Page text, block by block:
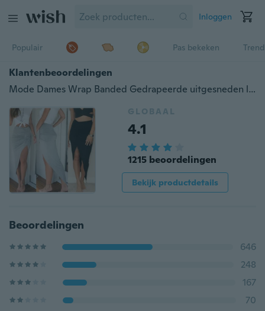
Inloggen
Populair Pas bekeken
Klantenbeoordelingen
Mode Dames Wrap Banded Gedrapeerde uitgesneden lage asymmetrische hoge taille gleuf maxi rok
GLOBAAL
4.1
1215 beoordelingen
Bekijk productdetails
Beoordelingen
646
248
167
70